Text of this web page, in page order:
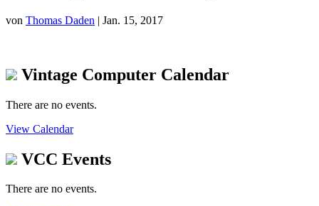
von Thomas Daden | Jan. 15, 2017
Vintage Computer Calendar
There are no events.
View Calendar
VCC Events
There are no events.